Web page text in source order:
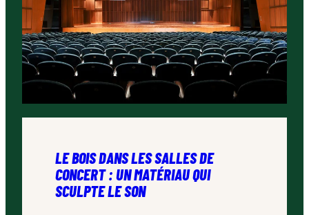
LE BOIS DANS LES SALLES DE
CONCERT : UN MATÉRIAU QUI
SCULPTE LE SON